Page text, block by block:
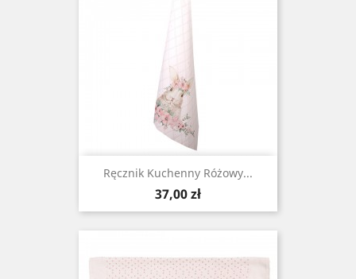
Ręcznik Kuchenny Różowy...
Cena
37,00 zł